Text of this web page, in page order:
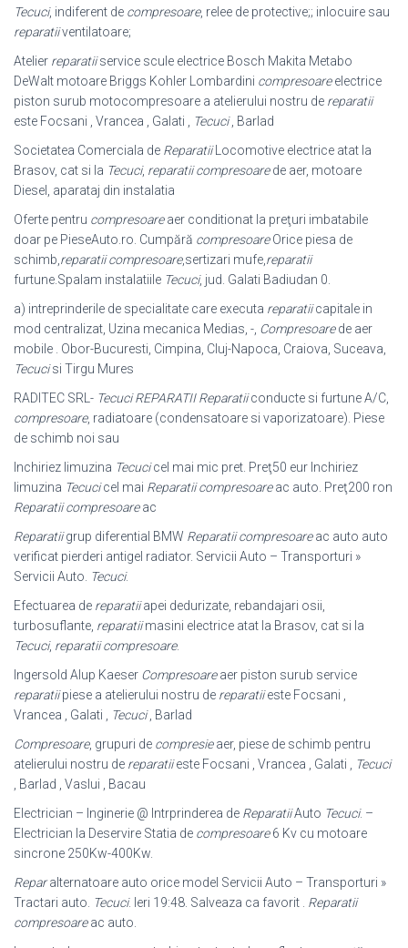
Tecuci, indiferent de compresoare, relee de protective;; inlocuire sau
reparatiiventilatoare;
Atelier reparatiiservice scule electrice Bosch Makita Metabo
DeWalt motoare Briggs Kohler Lombardini compresoareelectrice
piston surub motocompresoare a atelierului nostru de reparatii
este Focsani , Vrancea , Galati ,
Tecuci, Barlad
Societatea Comerciala de ReparatiiLocomotive electrice atat la
Brasov, cat si la Tecuci, reparatii compresoarede aer, motoare
Diesel, aparataj din instalatia
Oferte pentru compresoareaer conditionat la preţuri imbatabile
doar pe PieseAuto.ro. Cumpără compresoareOrice piesa de
schimb, reparatii compresoare,sertizari mufe, reparatii
furtune.Spalam instalatiile Tecuci, jud. Galati Badiudan 0.
a) intreprinderile de specialitate care executa reparatiicapitale in
mod centralizat , Uzina mecanica Medias, -, Compresoarede aer
mobile . Obor-Bucuresti, Cimpina, Cluj-Napoca, Craiova, Suceava,
Tecucisi Tirgu Mures
RADITEC SRL- Tecuci REPARATII Reparatiiconducte si furtune A/C,
compresoare, radiatoare (condensatoare si vaporizatoare). Piese
de schimb noi sau
Inchiriez limuzina Tecucicel mai mic pret. Preţ50 eur Inchiriez
limuzina Tecucicel mai Reparatii compresoareac auto. Preţ200 ron
Reparatii compresoareac
Reparatiigrup diferential BMW Reparatii compresoareac auto auto
verificat pierderi antigel radiator. Servicii Auto – Transporturi »
Servicii Auto. Tecuci.
Efectuarea de reparatiiapei dedurizate, rebandajari osii,
turbosuflante, reparatiimasini electrice atat la Brasov, cat si la
Tecuci, reparatii compresoare.
Ingersold Alup Kaeser Compresoareaer piston surub service
reparatiipiese a atelierului nostru de reparatiieste Focsani ,
Vrancea , Galati ,
Tecuci, Barlad
Compresoare, grupuri de compresieaer, piese de schimb pentru
atelierului nostru de reparatiieste Focsani , Vrancea , Galati ,
Tecuci
, Barlad , Vaslui , Bacau
Electrician – Inginerie @ Intrprinderea de ReparatiiAuto Tecuci. –
Electrician la Deservire Statia de compresoare6 Kv cu motoare
sincrone 250Kw-400Kw.
Reparalternatoare auto orice model Servicii Auto – Transporturi »
Tractari auto. Tecuci. Ieri 19:48. Salveaza ca favorit . Reparatii
compresoareac auto.